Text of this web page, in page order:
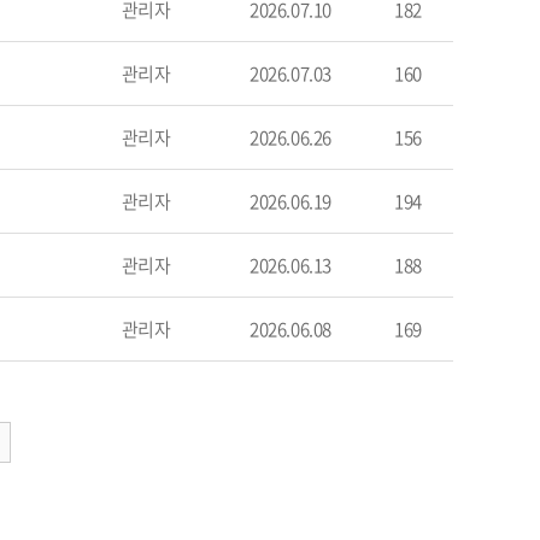
관리자 2026.07.10 182
관리자 2026.07.03 160
관리자 2026.06.26 156
관리자 2026.06.19 194
관리자 2026.06.13 188
관리자 2026.06.08 169